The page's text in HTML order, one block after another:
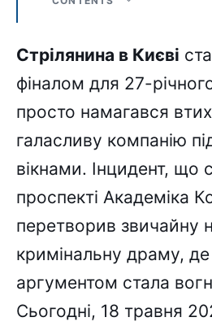
Стрілянина в Києві
фіналом для 27-
просто намагався
галасливу компанію
вікнами. Інцидент, що
проспекті Академіка
перетворив звичайну
кримінальну драму,
аргументом стала
Сьогодні, 18 травня